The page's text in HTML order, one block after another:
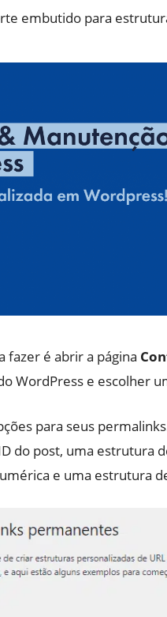
embutido para
fazer é abrir a página
WordPress e escolher
para seus
do post, uma estrutura
e uma estrutura